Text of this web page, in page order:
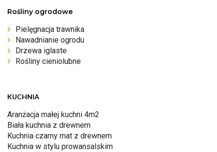
Rośliny ogrodowe
Pielęgnacja trawnika
Nawadnianie ogrodu
Drzewa iglaste
Rośliny cieniolubne
KUCHNIA
Aranżacja małej kuchni 4m2
Biała kuchnia z drewnem
Kuchnia czarny mat z drewnem
Kuchnia w stylu prowansalskim